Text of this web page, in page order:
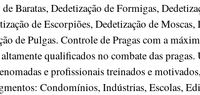
Baratas, Dedetização de Formigas,
de Escorpiões, Dedetização de Moscas,
de Pulgas. Controle de Pragas com a
qualificados no combate das
e profissionais treinados e
Condomínios, Indústrias, Escolas,